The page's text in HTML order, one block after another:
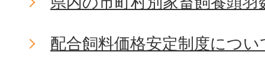
配合飼料価格安定制度につい